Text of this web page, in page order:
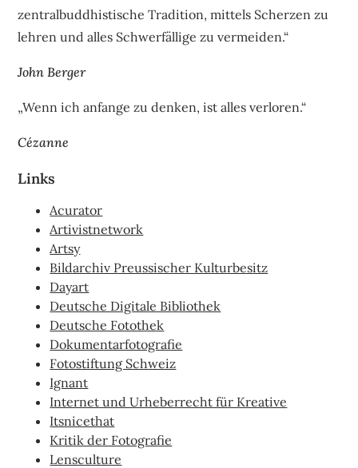
zentralbuddhistische Tradition, mittels Scherzen zu
lehren und alles Schwerfällige zu vermeiden.“
John Berger
„Wenn ich anfange zu denken, ist alles verloren.“
Cézanne
Links
Acurator
Artivistnetwork
Artsy
Bildarchiv Preussischer Kulturbesitz
Dayart
Deutsche Digitale Bibliothek
Deutsche Fotothek
Dokumentarfotografie
Fotostiftung Schweiz
Ignant
Internet und Urheberrecht für Kreative
Itsnicethat
Kritik der Fotografie
Lensculture